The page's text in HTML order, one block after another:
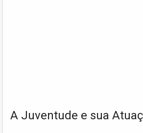
A Juventude e sua